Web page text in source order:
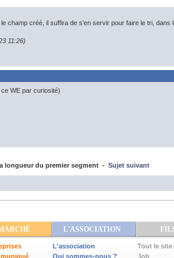
champ créé, il suffira de s'en servir pour faire le tri, dans
11:26)
WE par curiosité)
longueur du premier segment - Sujet suivant
L'ASSOCIATION
L'association
Qui sommes-nous ?
Tout le site
Job